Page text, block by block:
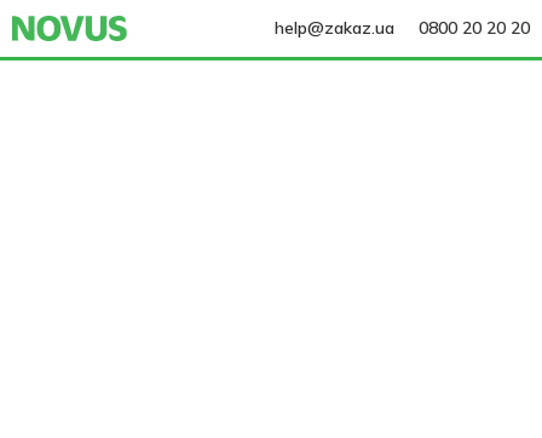
help@zakaz.ua 0800 20 20 20